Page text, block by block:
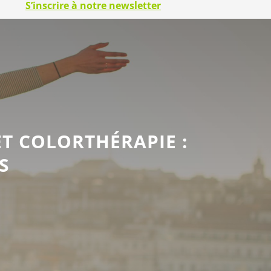
S’inscrire à notre newsletter
COLORTHÉRAPIE :